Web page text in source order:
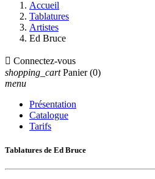
Accueil
Tablatures
Artistes
Ed Bruce
 Connectez-vous
shopping_cart Panier (0)
menu
Présentation
Catalogue
Tarifs
Tablatures de Ed Bruce